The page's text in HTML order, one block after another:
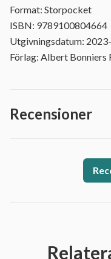
Format: Storpocket
ISBN: 9789100804664
Utgivningsdatum:
Förlag: Albert Bonniers
Recensioner